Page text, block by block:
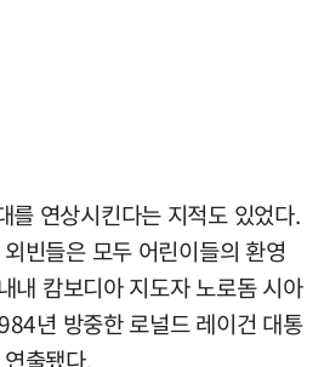
를 연상시킨다는 지적도 있었다.
빈들은 모두 어린이들의 환영
내 캄보디아 지도자 노로돔 시아
년 방중한 로널드 레이건 대통
출됐다.